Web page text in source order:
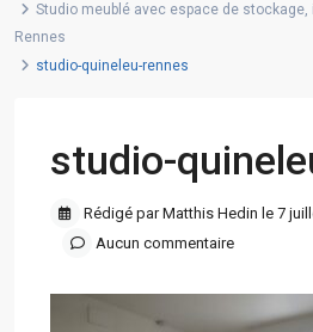
Studio meublé avec espace de
Rennes
studio-quineleu-rennes
studio-
Rédigé par Matthis Hedin le 7
Aucun commentaire